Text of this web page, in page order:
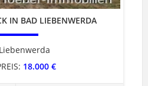
IN BAD LIEBENWERDA
18.000 €